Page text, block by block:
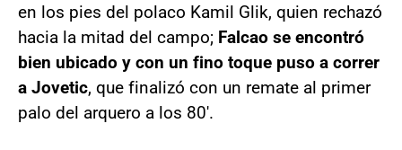
en los pies del polaco Kamil Glik, quien rechazó
hacia la mitad del campo; Falcao se encontró
bien ubicado y con un fino toque puso a correr
a Jovetic, que finalizó con un remate al primer
palo del arquero a los 80'.